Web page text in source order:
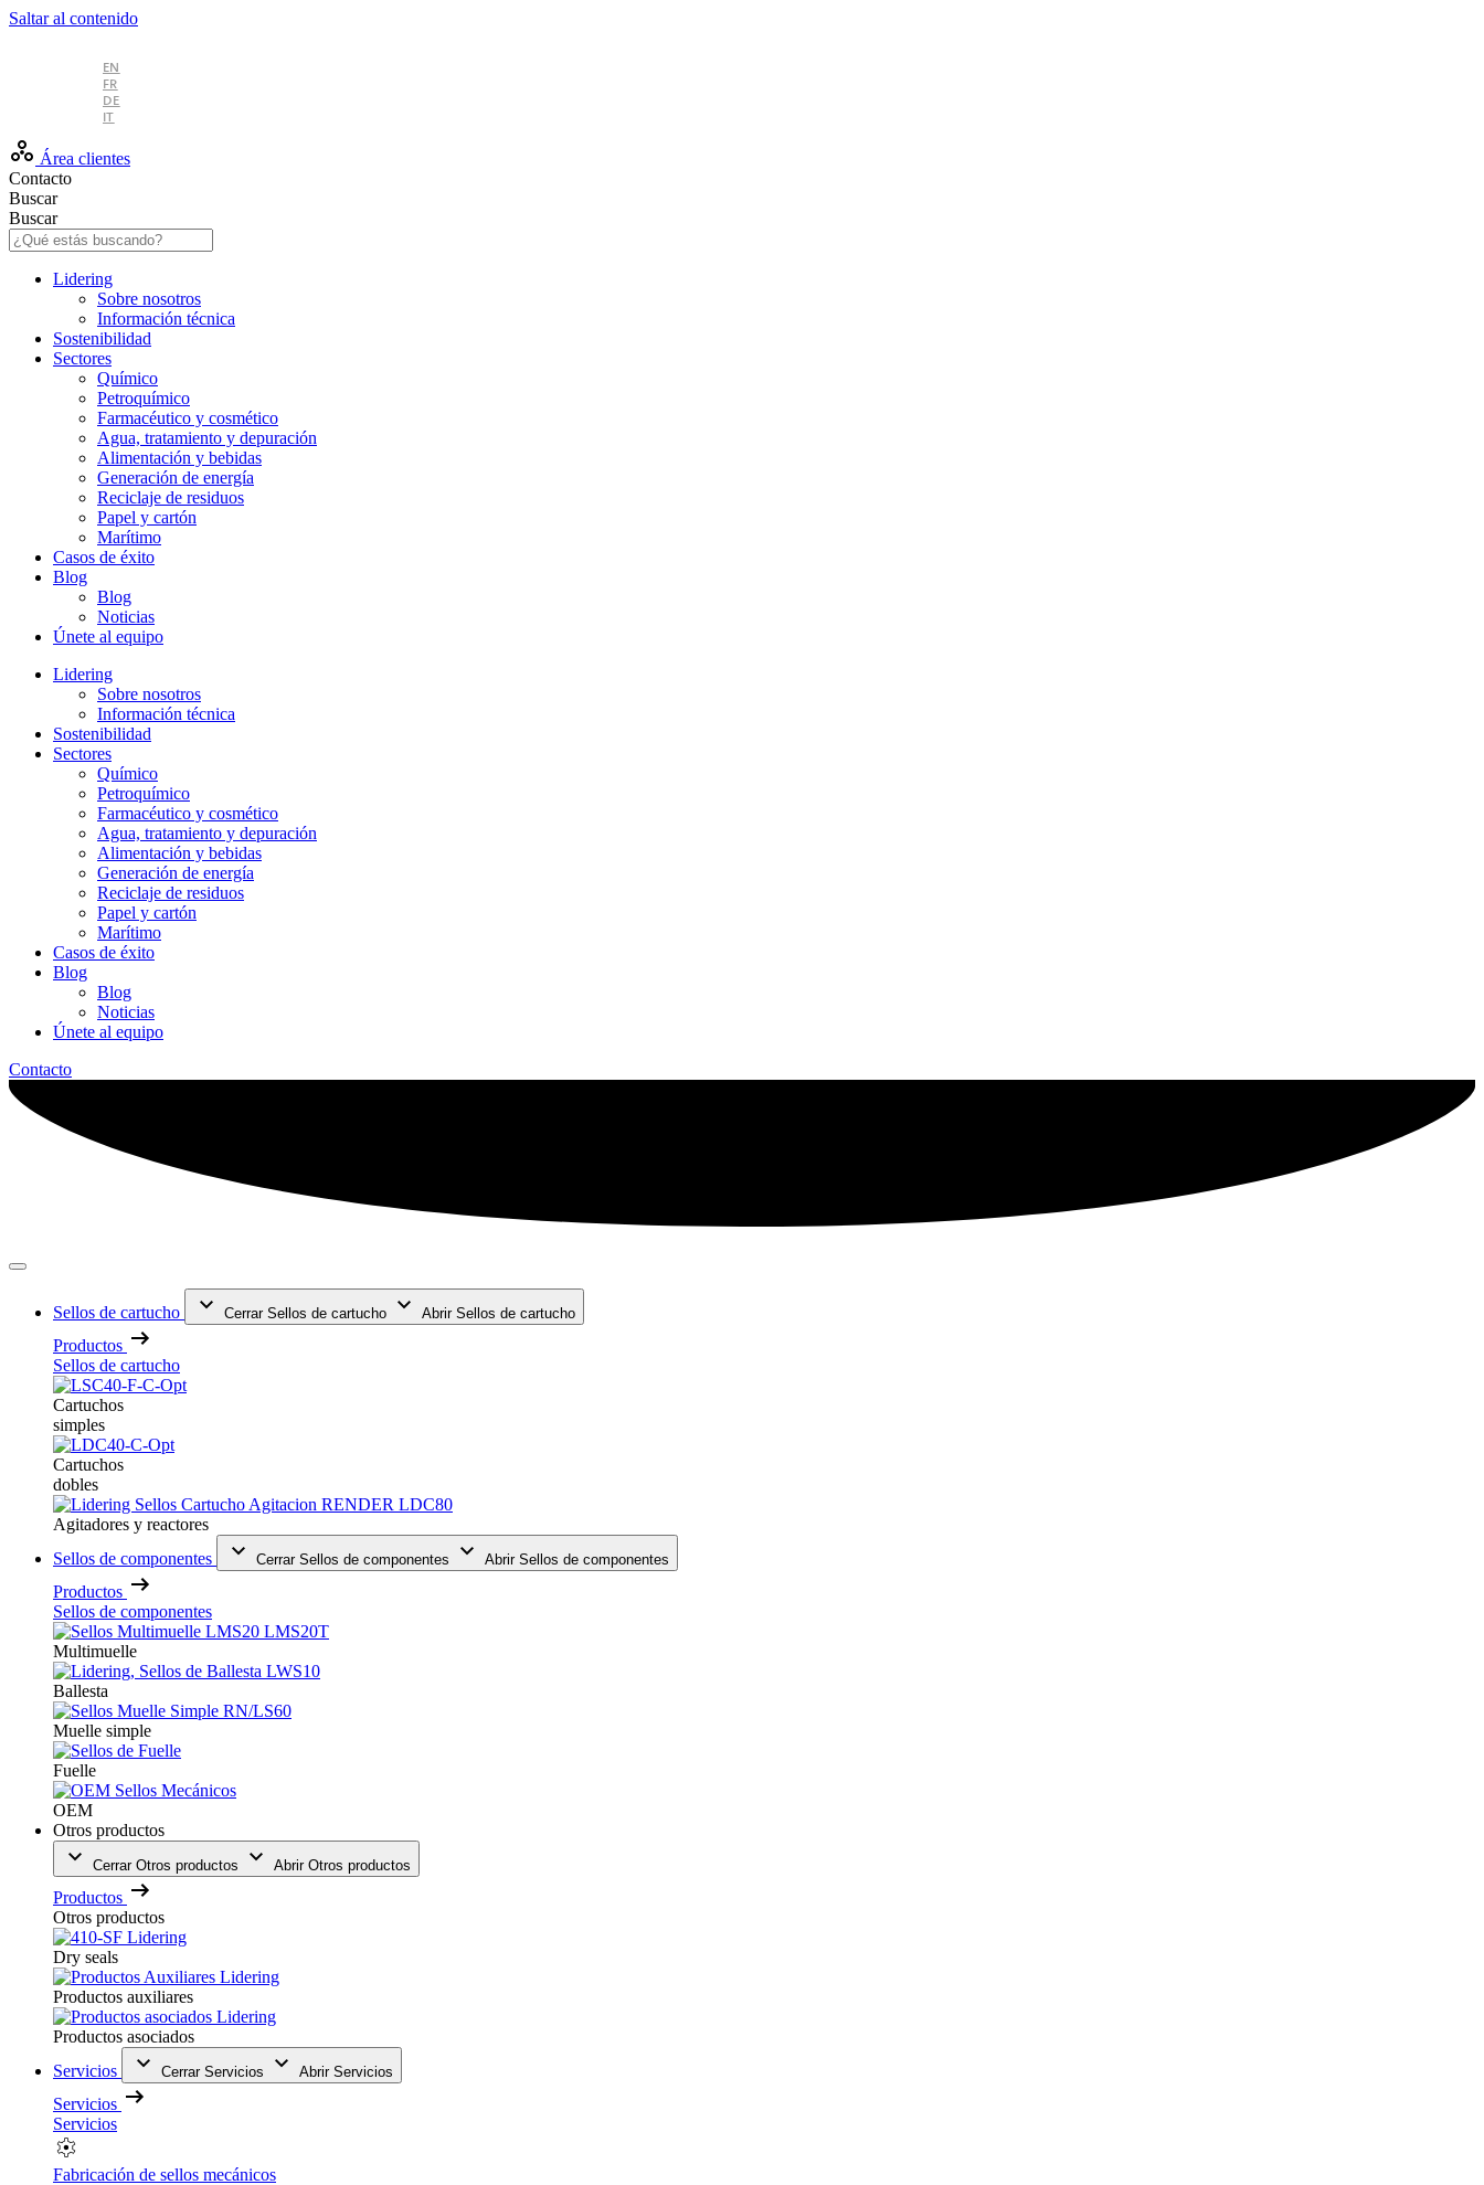
Saltar al contenido
EN
FR
DE
IT
Área clientes
Contacto
Buscar
Buscar
Lidering
Sobre nosotros
Información técnica
Sostenibilidad
Sectores
Químico
Petroquímico
Farmacéutico y cosmético
Agua, tratamiento y depuración
Alimentación y bebidas
Generación de energía
Reciclaje de residuos
Papel y cartón
Marítimo
Casos de éxito
Blog
Blog
Noticias
Únete al equipo
Lidering
Sobre nosotros
Información técnica
Sostenibilidad
Sectores
Químico
Petroquímico
Farmacéutico y cosmético
Agua, tratamiento y depuración
Alimentación y bebidas
Generación de energía
Reciclaje de residuos
Papel y cartón
Marítimo
Casos de éxito
Blog
Blog
Noticias
Únete al equipo
Contacto
Sellos de cartucho Cerrar Sellos de cartucho Abrir Sellos de cartucho
Productos
Sellos de cartucho
Cartuchos
simples
Cartuchos
dobles
Agitadores y reactores
Sellos de componentes
Cerrar Sellos de componentes Abrir Sellos de componentes
Productos
Sellos de componentes
Multimuelle
Ballesta
Muelle simple
Fuelle
OEM
Otros productos
Cerrar Otros productos Abrir Otros productos
Productos
Otros productos
Dry seals
Productos auxiliares
Productos asociados
Servicios
Cerrar Servicios Abrir Servicios
Servicios
Servicios
Fabricación de sellos mecánicos